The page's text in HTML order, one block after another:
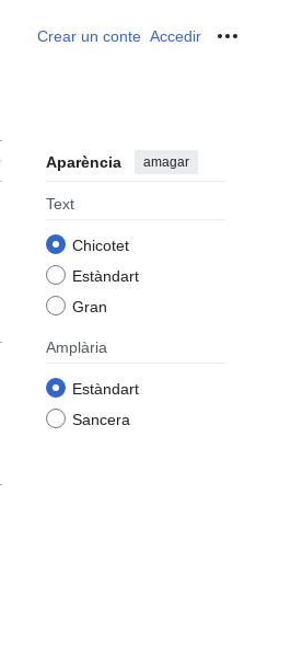
Crear un conte Accedir
Aparència amagar
Text
Chicotet
Estàndart
Gran
Amplària
Estàndart
Sancera